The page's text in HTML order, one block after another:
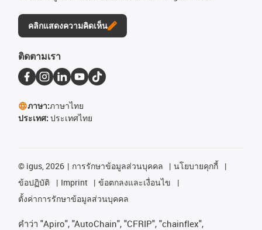
คลิกแสดงความคิดเห็น
ติดตามเรา
ภาษา:ภาษาไทย
ประเทศ: ประเทศไทย
© igus, 2026 การรักษาข้อมูลส่วนบุคคล
นโยบายคุกกี้
ข้อปฏิบัติ
Imprint
ข้อตกลงและเงื่อนไข
ตั้งค่าการรักษาข้อมูลส่วนบุคคล
คําว่า "Apiro", "AutoChain", "CFRIP", "chainflex",